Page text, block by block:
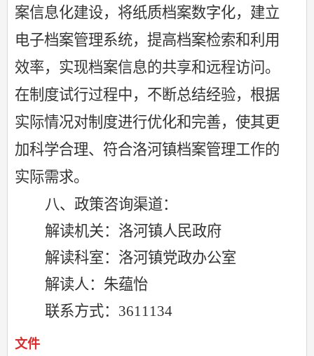
案信息化建设，将纸质档案数字化，建立
电子档案管理系统，提高档案检索和利用
效率，实现档案信息的共享和远程访问。
在制度试行过程中，不断总结经验，根据
实际情况对制度进行优化和完善，使其更
加科学合理、符合洛河镇档案管理工作的
实际需求。
八、政策咨询渠道：
解读机关：洛河镇人民政府
解读科室：洛河镇党政办公室
解读人： 朱蕴怡
联系方式： 3611134
文件